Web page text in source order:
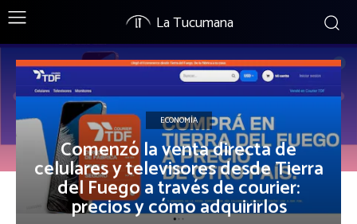
La Tucumana
ECONOMÍA
Comenzó la venta directa de
celulares y televisores desde Tierra
del Fuego a través de courier:
precios y cómo adquirirlos